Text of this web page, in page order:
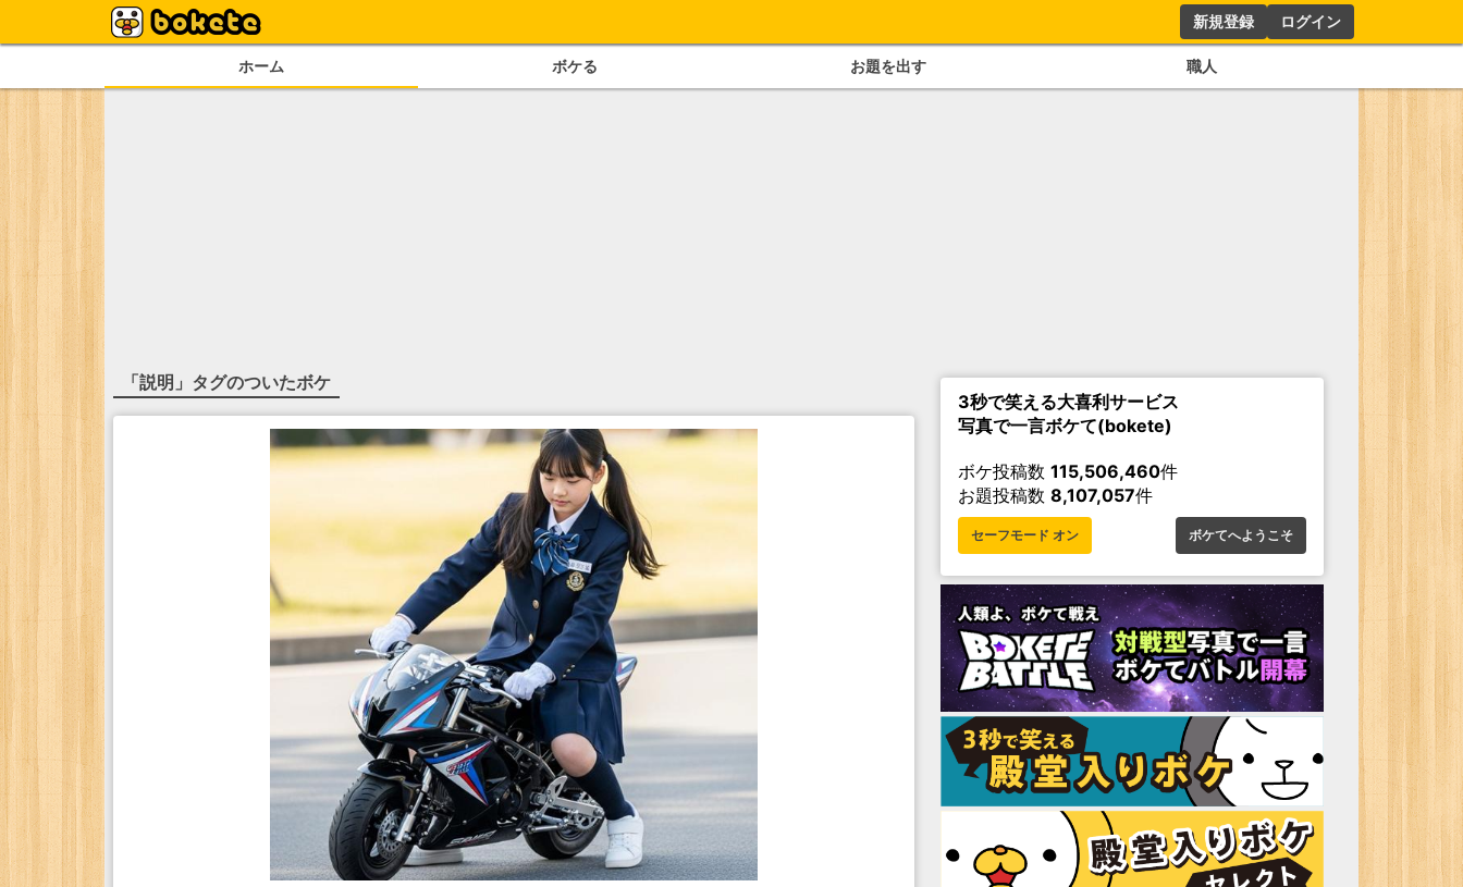
新規登録 ログイン
ホーム ボケる お題を出す 職人
「説明 」タグのついたボケ
3秒で笑える大喜利サービス
写真で一言ボケて(bokete)
ボケ投稿数 115,506,460件
お題投稿数 8,107,057件
セーフモード オン ボケてへようこそ